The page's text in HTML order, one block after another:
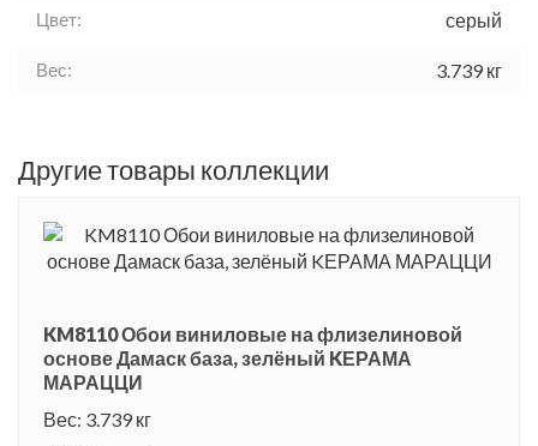
Цвет: серый
Вес: 3.739 кг
Другие товары коллекции
KM8110 Обои виниловые на флизелиновой
основе Дамаск база, зелёный KЕРАМА
МАРАЦЦИ
Вес: 3.739 кг